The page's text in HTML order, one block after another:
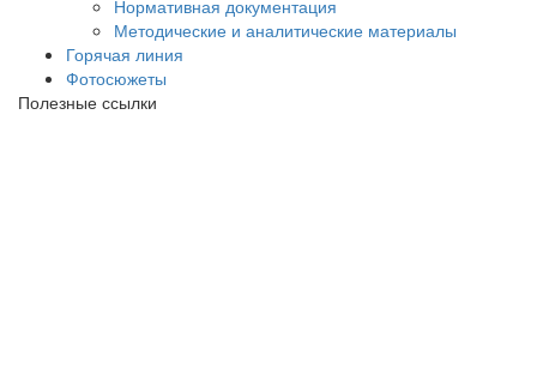
Нормативная документация
Методические и аналитические материалы
Горячая линия
Фотосюжеты
Полезные ссылки